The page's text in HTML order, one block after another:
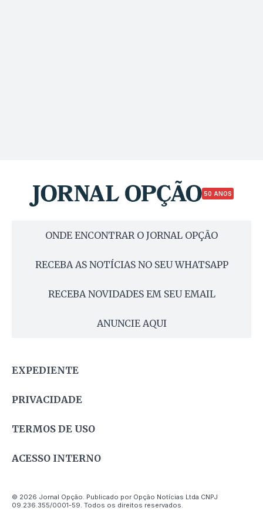
50 ANOS
ONDE ENCONTRAR O JORNAL OPÇÃO
RECEBA AS NOTÍCIAS NO SEU WHATSAPP
RECEBA NOVIDADES EM SEU EMAIL
ANUNCIE AQUI
EXPEDIENTE
PRIVACIDADE
TERMOS DE USO
ACESSO INTERNO
© 2026 Jornal Opção. Publicado por Opção Notícias Ltda CNPJ
09.236.355/0001-59. Todos os direitos reservados.